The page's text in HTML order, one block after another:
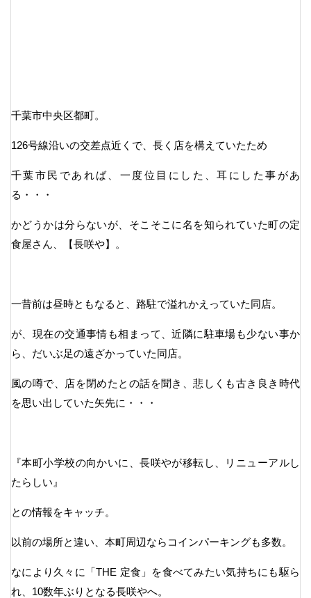
千葉市中央区都町。
126号線沿いの交差点近くで、長く店を構えていたため
千葉市民であれば、一度位目にした、耳にした事があ
る・・・
かどうかは分らないが、そこそこに名を知られていた町の定
食屋さん、【長咲や】。
一昔前は昼時ともなると、路駐で溢れかえっていた同店。
が、現在の交通事情も相まって、近隣に駐車場も少ない事か
ら、だいぶ足の遠ざかっていた同店。
風の噂で、店を閉めたとの話を聞き、悲しくも古き良き時代
を思い出していた矢先に・・・
『本町小学校の向かいに、長咲やが移転し、リニューアルし
たらしい』
との情報をキャッチ。
以前の場所と違い、本町周辺ならコインパーキングも多数。
なにより久々に「THE 定食」を食べてみたい気持ちにも駆ら
れ、10数年ぶりとなる長咲やへ。